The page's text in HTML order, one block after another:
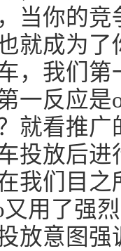
当你的
就成为
，我们
一反应
就看推
投放后
我们目
又用了强
放意图